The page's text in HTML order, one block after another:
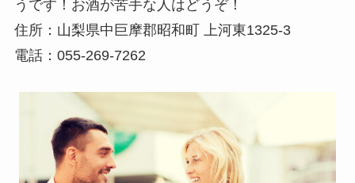
うです！お酒が苦手な人はどうぞ！
住所：山梨県中巨摩郡昭和町 上河東1325-3
電話：055-269-7262